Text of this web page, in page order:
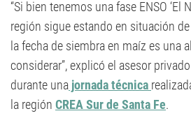
“Si bien tenemos una fase ENSO ‘El
región sigue estando en situación
la fecha de siembra en maíz es una
considerar”, explicó el asesor
durante una jornada técnica
la región CREA Sur de Santa Fe.